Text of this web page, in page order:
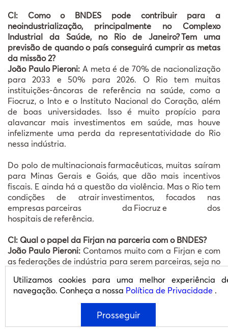
CI: Como o BNDES pode contribuir para a
neoindustrialização, principalmente no Complexo
Industrial da Saúde, no Rio de Janeiro? Tem uma
previsão de quando o país conseguirá cumprir as metas
da missão 2?
João Paulo Pieroni: A meta é de 70% de nacionalização
para 2033 e 50% para 2026. O Rio tem muitas
instituições-âncoras de referência na saúde, como a
Fiocruz, o Into e o Instituto Nacional do Coração, além
de boas universidades. Isso é muito propício para
alavancar mais investimentos em saúde, mas houve
infelizmente uma perda da representatividade do Rio
nessa indústria.
Do polo de multinacionais farmacêuticas, muitas saíram
para Minas Gerais e Goiás, que dão mais incentivos
fiscais. E ainda há a questão da violência. Mas o Rio tem
condições de atrair investimentos, focados nas
empresas parceiras da Fiocruz e dos
hospitais de referência.
CI: Qual o papel da Firjan na parceria com o BNDES?
João Paulo Pieroni:Contamos muito com a Firjan e com
as federações de indústria para serem parceiras, seja no
dessas informações das linhas de financiamento para
empresas. A Firjan já tem papel central de grande
parceira para nos ajudar a construir as melhores
Utilizamos cookies para uma melhor experiência
navegação. Conheça a nossa Política de Privacidade .
Prosseguir